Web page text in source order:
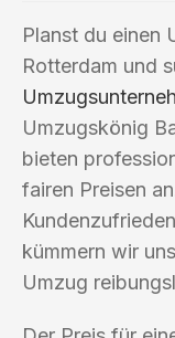
Planst du einen
Rotterdam und
Umzugskönig
bieten
fairen Preisen
kümmern wir
Umzug